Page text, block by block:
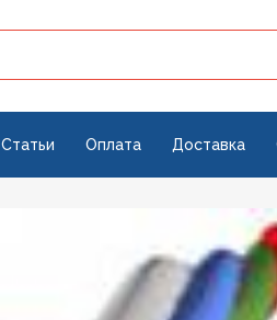
Статьи Оплата Доставка